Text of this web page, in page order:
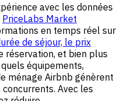
avec les données
PriceLabs Market
en temps réel sur
de séjour, le prix
réservation, et bien plus
équipements,
ménage Airbnb génèrent
Avec les